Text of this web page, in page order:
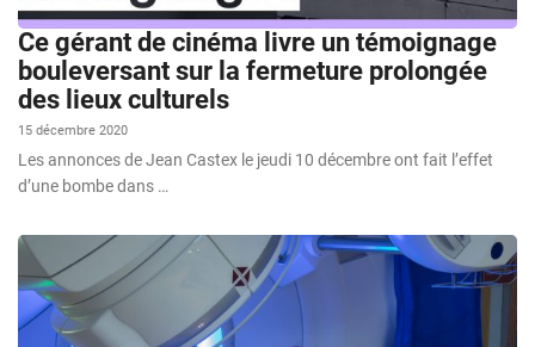
Ce gérant de cinéma livre un témoignage
bouleversant sur la fermeture prolongée
des lieux culturels
15 décembre 2020
Les annonces de Jean Castex le jeudi 10 décembre ont fait l’effet
d’une bombe dans …